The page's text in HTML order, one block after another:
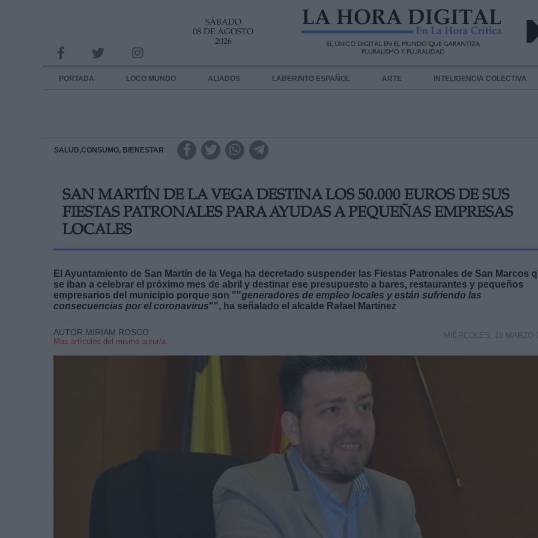
SÁBADO
08 DE AGOSTO
2026
PORTADA LOCO MUNDO ALIADOS LABERINTO ESPAÑOL ARTE INTELIGENCIA COLECTIVA
SALUD,CONSUMO, BIENESTAR
SAN MARTÍN DE LA VEGA DESTINA LOS 50.000 EUROS DE SUS
FIESTAS PATRONALES PARA AYUDAS A PEQUEÑAS EMPRESAS
LOCALES
El Ayuntamiento de San Martín de la Vega ha decretado suspender las Fiestas Patronales de San Marcos
se iban a celebrar el próximo mes de abril y destinar ese presupuesto a bares, restaurantes y pequeños
empresarios del municipio porque son ""generadores de empleo locales y están sufriendo las
consecuencias por el coronavirus"", ha señalado el alcalde Rafael Martínez
AUTOR MIRIAM ROSCO
Mas artículos del mismo autor/a
MIÉRCOLES, 18 MARZO
INFORMACION SOBRE LA PROTECCIÓN DE TUS DATOS
Responsable:
Destinatarios:
link
Información adicional
link